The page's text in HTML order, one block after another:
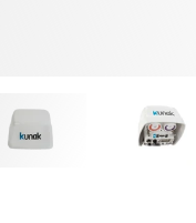
Geluidsdosismeters